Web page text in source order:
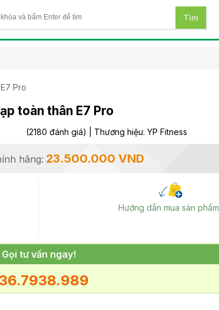
Pro
toàn thân E7 Pro
(2180 đánh giá) | Thương hiệu: YP Fitness
hãng: 23.500.000 VND
Hướng dẫn mua sản phẩm
Gọi tư vấn ngay!